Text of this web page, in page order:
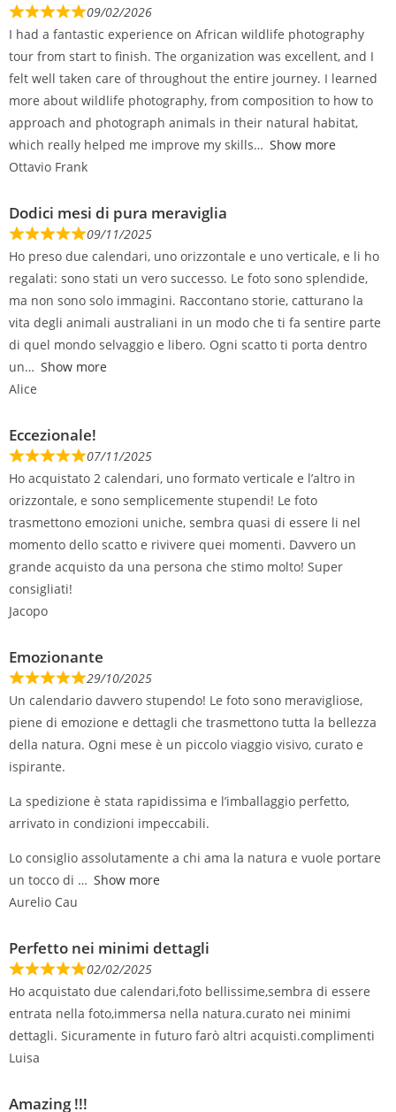
09/02/2026
I had a fantastic experience on African wildlife photography
tour from start to finish. The organization was excellent, and I
felt well taken care of throughout the entire journey. I learned
more about wildlife photography, from composition to how to
approach and photograph animals in their natural habitat,
which really helped me improve my skills
Show more
Ottavio Frank
Dodici mesi di pura meraviglia
09/11/2025
Ho preso due calendari, uno orizzontale e uno verticale, e li ho
regalati: sono stati un vero successo. Le foto sono splendide,
ma non sono solo immagini. Raccontano storie, catturano la
vita degli animali australiani in un modo che ti fa sentire parte
di quel mondo selvaggio e libero. Ogni scatto ti porta dentro
un
Show more
Alice
Eccezionale!
07/11/2025
Ho acquistato 2 calendari, uno formato verticale e l’altro in
orizzontale, e sono semplicemente stupendi! Le foto
trasmettono emozioni uniche, sembra quasi di essere li nel
momento dello scatto e rivivere quei momenti. Davvero un
grande acquisto da una persona che stimo molto! Super
consigliati!
Jacopo
Emozionante
29/10/2025
Un calendario davvero stupendo! Le foto sono meravigliose,
piene di emozione e dettagli che trasmettono tutta la bellezza
della natura. Ogni mese è un piccolo viaggio visivo, curato e
ispirante.
La spedizione è stata rapidissima e l’imballaggio perfetto,
arrivato in condizioni impeccabili.
Lo consiglio assolutamente a chi ama la natura e vuole portare
un tocco di
Show more
Aurelio Cau
Perfetto nei minimi dettagli
02/02/2025
Ho acquistato due calendari,foto bellissime,sembra di essere
entrata nella foto,immersa nella natura.curato nei minimi
dettagli. Sicuramente in futuro farò altri acquisti.complimenti
Luisa
Amazing !!!